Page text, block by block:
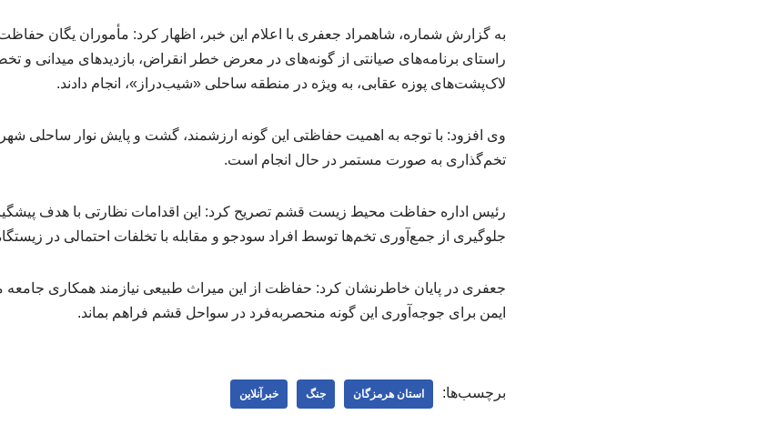
به گزارش شماره، شاهمراد جعفری با اعلام این خبر، اظهار کرد: مأموران یگان
راستای برنامه‌های صیانتی از گونه‌های در معرض خطر انقراض، بازدیدهای میدانی و
لاک‌پشت‌های پوزه عقابی، به‌ ویژه در منطقه ساحلی «شیب‌دراز»، انجام دادند.
‌وی افزود: با توجه به اهمیت حفاظتی این گونه ارزشمند، گشت و پایش نوار ساحلی
تخم‌گذاری به صورت مستمر در حال انجام است.
‌رئیس اداره حفاظت محیط زیست قشم تصریح کرد: این اقدامات نظارتی با هدف
جلوگیری از جمع‌آوری تخم‌ها توسط افراد سودجو و مقابله با تخلفات احتمالی در
‌جعفری در پایان خاطرنشان کرد: حفاظت از این میراث طبیعی نیازمند همکاری
ایمن برای جوجه‌آوری این گونه منحصربه‌فرد در سواحل قشم فراهم بماند.
برچسب‌ها: استان هرمزگان جنگ خبرآنلاین